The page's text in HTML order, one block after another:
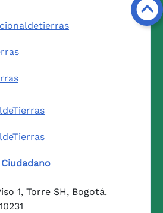
1, Torre SH, Bogotá.